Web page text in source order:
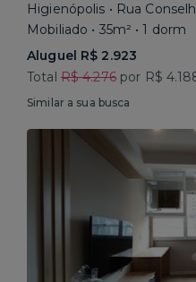
Higienópolis • Rua
Mobiliado • 35m² • 1 dorm
Aluguel R$ 2.923
Total R$ 4.276por R$
Similar a sua busca